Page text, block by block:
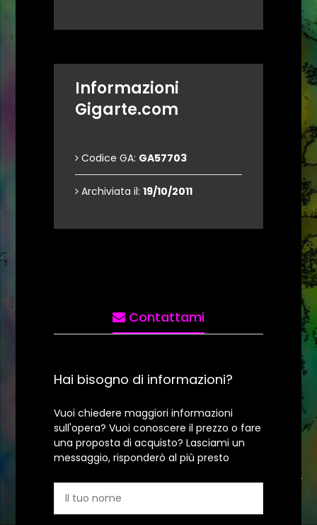
Informazioni
Gigarte.com
Codice GA: GA57703
Archiviata il: 19/10/2011
Contattami
Hai bisogno di informazioni?
Vuoi chiedere maggiori informazioni
sull'opera? Vuoi conoscere il prezzo o fare
una proposta di acquisto? Lasciami un
messaggio, risponderò al più presto